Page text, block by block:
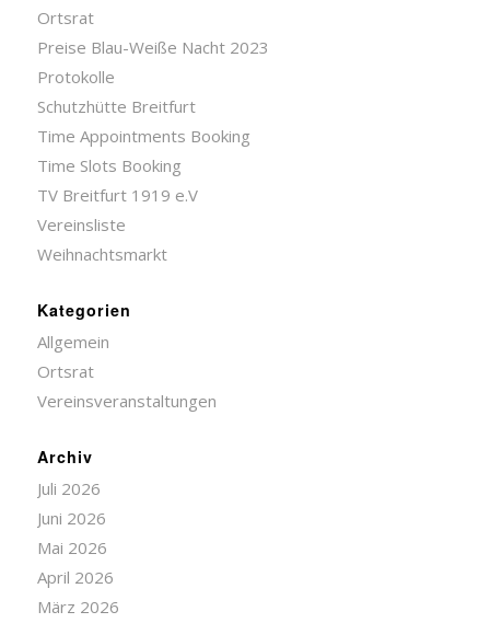
Ortsrat
Preise Blau-Weiße Nacht 2023
Protokolle
Schutzhütte Breitfurt
Time Appointments Booking
Time Slots Booking
TV Breitfurt 1919 e.V
Vereinsliste
Weihnachtsmarkt
Kategorien
Allgemein
Ortsrat
Vereinsveranstaltungen
Archiv
Juli 2026
Juni 2026
Mai 2026
April 2026
März 2026